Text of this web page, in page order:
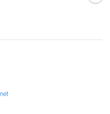
Dubâtonvaigeois